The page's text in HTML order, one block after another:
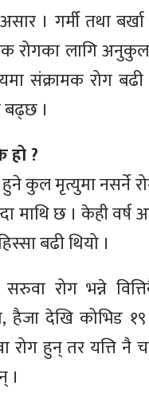
। गर्मी तथा
रोगका लागि
संक्रामक रोग
।
?
कुल मृत्युमा नसर्ने
माथि छ । केही वर्ष
बढी थियो ।
रोग भन्ने
हैजा देखि कोभिड
रोग हुन् तर यत्ति नै
।